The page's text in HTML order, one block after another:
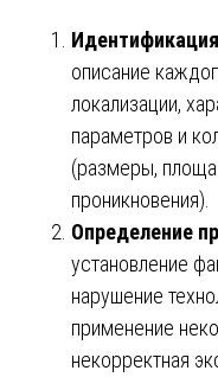
описание
локализации,
параметров и
(размеры,
проникновения).
Определение
установление
нарушение
применение
некорректная